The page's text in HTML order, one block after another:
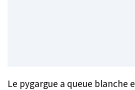
Le pygargue a queue blanche